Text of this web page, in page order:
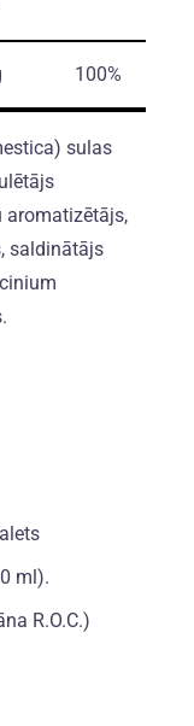
100%
sulas
aromatizētājs,
saldinātājs
ml).
R.O.C.)